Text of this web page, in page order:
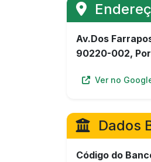
Av.Dos
90220-002,
Ver no
Dados
Código do